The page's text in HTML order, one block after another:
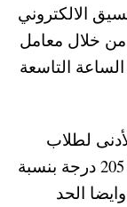
الالكتروني
خلال معامل
التاسعة
لطلاب
الشعبة العلمية في المرحلة الثالثة هي 205 درجة بنسبة
بإجمالى عدد طلاب 62544، وايضا الحد